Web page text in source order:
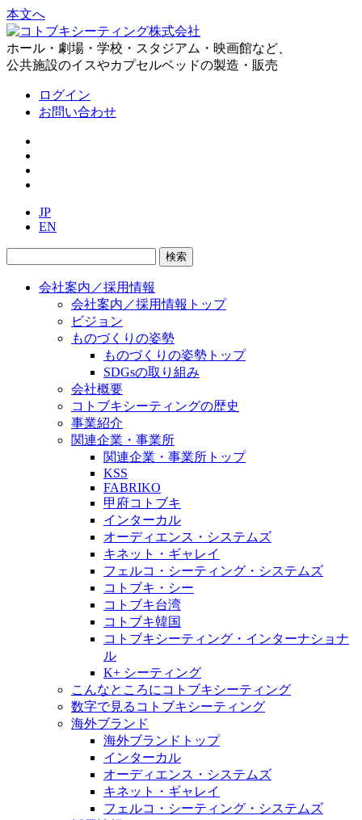
本文へ
ホール・劇場・学校・スタジアム・映画館など、
公共施設のイスやカプセルベッドの製造・販売
ログイン
お問い合わせ
JP
EN
会社案内／採用情報
会社案内／採用情報トップ
ビジョン
ものづくりの姿勢
ものづくりの姿勢トップ
SDGsの取り組み
会社概要
コトブキシーティングの歴史
事業紹介
関連企業・事業所
関連企業・事業所トップ
KSS
FABRIKO
甲府コトブキ
インターカル
オーディエンス・システムズ
キネット・ギャレイ
フェルコ・シーティング・システムズ
コトブキ・シー
コトブキ台湾
コトブキ韓国
コトブキシーティング・インターナショナ
ル
K+ シーティング
こんなところにコトブキシーティング
数字で見るコトブキシーティング
海外ブランド
海外ブランドトップ
インターカル
オーディエンス・システムズ
キネット・ギャレイ
フェルコ・シーティング・システムズ